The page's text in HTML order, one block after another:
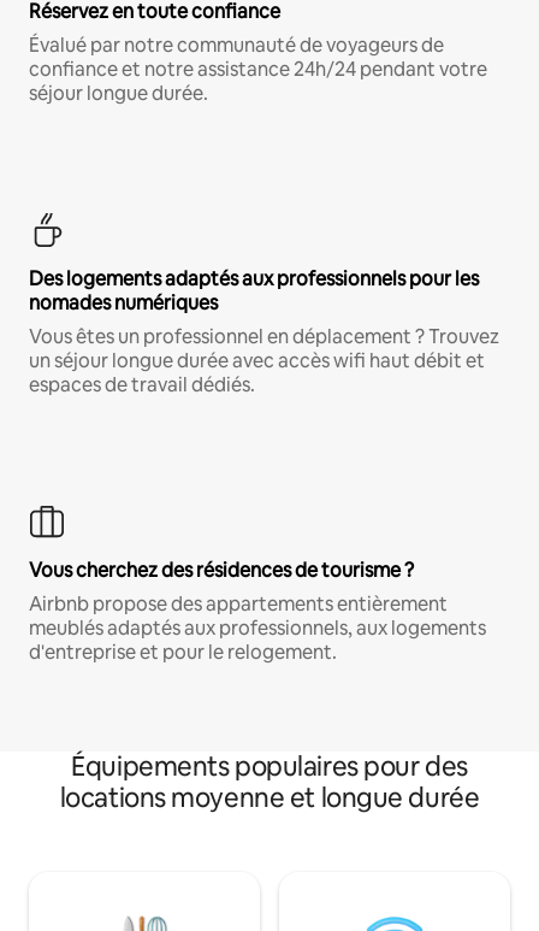
Réservez en toute confiance
Évalué par notre communauté de voyageurs de
confiance et notre assistance 24h/24 pendant votre
séjour longue durée.
Des logements adaptés aux professionnels pour les
nomades numériques
Vous êtes un professionnel en déplacement ? Trouvez
un séjour longue durée avec accès wifi haut débit et
espaces de travail dédiés.
Vous cherchez des résidences de tourisme ?
Airbnb propose des appartements entièrement
meublés adaptés aux professionnels, aux logements
d'entreprise et pour le relogement.
Équipements populaires pour des
locations moyenne et longue durée